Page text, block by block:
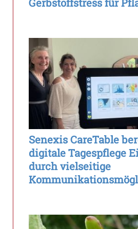
Gerbstoffstress für
Senexis CareTable
digitale Tagespflege
durch vielseitige